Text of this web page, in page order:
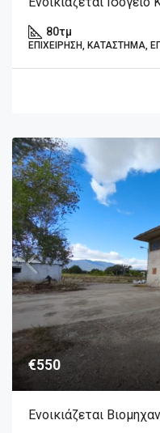
80τμ
ΕΠΙΧΕΊΡΗΣΗ, ΚΑΤΆΣΤΗΜΑ,
€550